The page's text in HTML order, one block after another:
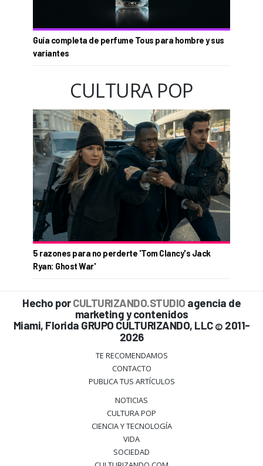
Guía completa de perfume Tous para hombre y sus
variantes
CULTURA POP
5 razones para no perderte 'Tom Clancy's Jack
Ryan: Ghost War'
Hecho porCULTURIZANDO.STUDIO agencia de
marketing y contenidos
Miami, Florida GRUPO CULTURIZANDO, LLC © 2011-
2026
TE RECOMENDAMOS
CONTACTO
PUBLICA TUS ARTÍCULOS
NOTICIAS
CULTURA POP
CIENCIA Y TECNOLOGÍA
VIDA
SOCIEDAD